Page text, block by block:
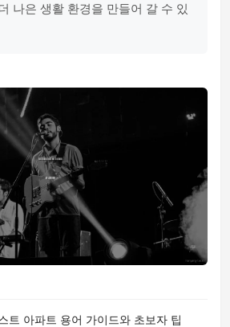
나은 생활 환경을 만들어 갈 수 있
트 아파트 용어 가이드와 초보자 팁